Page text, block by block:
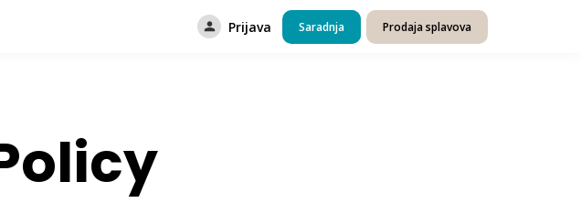
Prijava Saradnja Prodaja splavova